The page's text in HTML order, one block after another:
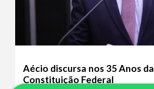
Aécio discursa nos 35 Anos da
Constituição Federal